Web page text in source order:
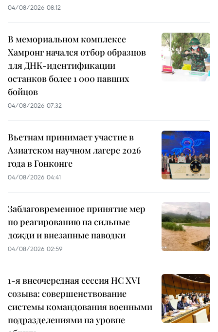
04/08/2026 08:12
В мемориальном комплексе
Хамронг начался отбор образцов
для ДНК-идентификации
останков более 1 000 павших
бойцов
04/08/2026 07:32
Вьетнам принимает участие в
Азиатском научном лагере 2026
года в Гонконге
04/08/2026 04:41
Заблаговременное принятие мер
по реагированию на сильные
дожди и внезапные паводки
04/08/2026 02:59
1-я внеочередная сессия НС XVI
созыва: совершенствование
системы командования военными
подразделениями на уровне